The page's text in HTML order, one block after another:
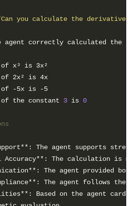
you calculate the derivative
the constant 3 is 0